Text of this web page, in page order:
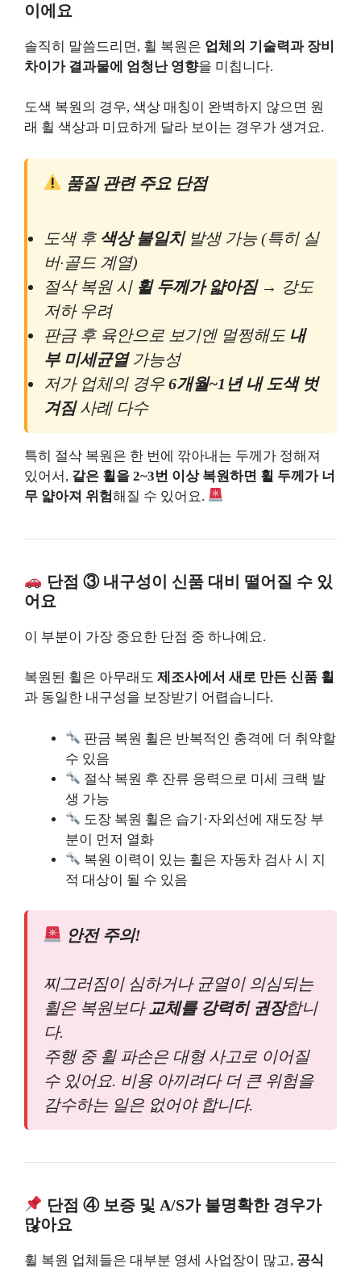
이에요
솔직히 말씀드리면, 휠 복원은 업체의 기술력과 장비
차이가 결과물에 엄청난 영향을 미칩니다.
도색 복원의 경우, 색상 매칭이 완벽하지 않으면 원
래 휠 색상과 미묘하게 달라 보이는 경우가 생겨요.
품질 관련 주요 단점
도색 후 색상 불일치발생 가능 (특히 실
버·골드 계열)
절삭 복원 시 휠 두께가 얇아짐→ 강도
저하 우려
판금 후 육안으로 보기엔 멀쩡해도 내
부 미세균열가능성
저가 업체의 경우 6개월~1년 내 도색 벗
겨짐사례 다수
특히 절삭 복원은 한 번에 깎아내는 두께가 정해져
있어서, 같은 휠을 2~3번 이상 복원하면 휠 두께가 너
무 얇아져 위험해질 수 있어요.
단점 ③ 내구성이 신품 대비 떨어질 수 있
어요
이 부분이 가장 중요한 단점 중 하나예요.
복원된 휠은 아무래도 제조사에서 새로 만든 신품 휠
과 동일한 내구성을 보장받기 어렵습니다.
판금 복원 휠은 반복적인 충격에 더 취약할
수 있음
절삭 복원 후 잔류 응력으로 미세 크랙 발
생 가능
도장 복원 휠은 습기·자외선에 재도장 부
분이 먼저 열화
복원 이력이 있는 휠은 자동차 검사 시 지
적 대상이 될 수 있음
안전 주의!
찌그러짐이 심하거나 균열이 의심되는
휠은 복원보다 교체를 강력히 권장합니
다.
주행 중 휠 파손은 대형 사고로 이어질
수 있어요. 비용 아끼려다 더 큰 위험을
감수하는 일은 없어야 합니다.
단점 ④ 보증 및 A/S가 불명확한 경우가
많아요
휠 복원 업체들은 대부분 영세 사업장이 많고, 공식